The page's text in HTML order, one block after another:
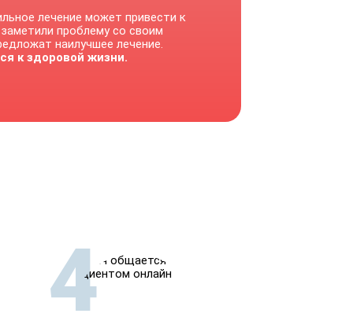
лечение может привести к
проблему со своим
наилучшее лечение.
к здоровой жизни.
4